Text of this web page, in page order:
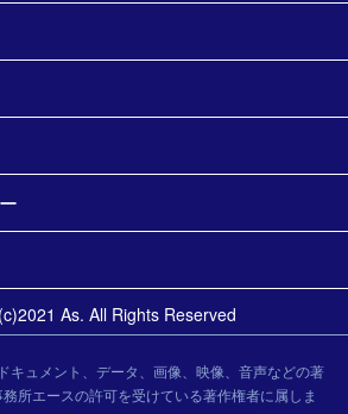
As. All Rights Reserved
キュメント、データ、画像、映像、音声などの著
所エースの許可を受けている著作権者に属しま